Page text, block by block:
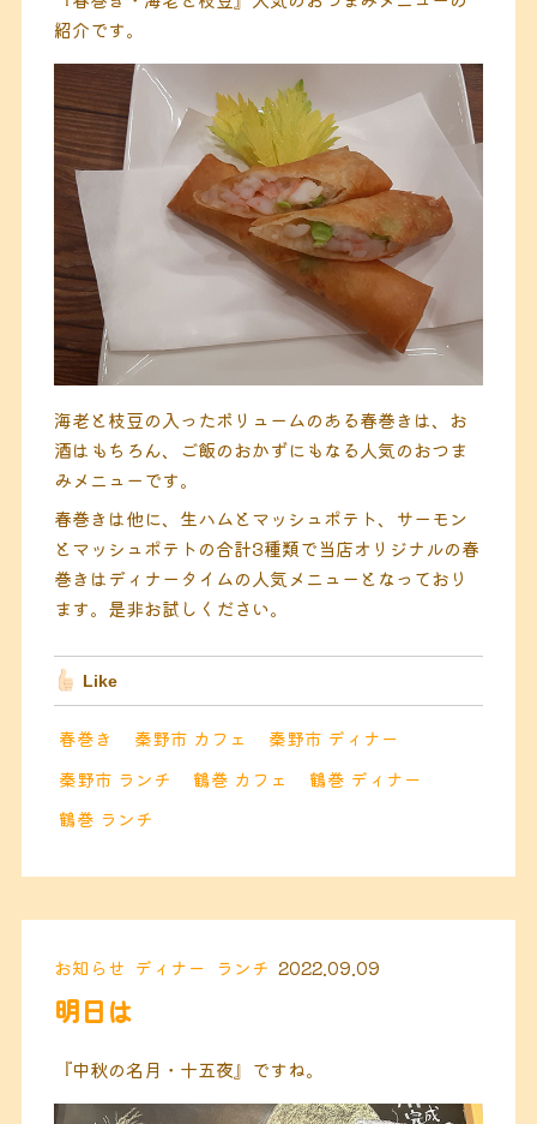
紹介です。
海老と枝豆の入ったボリュームのある春巻きは、お
酒はもちろん、ご飯のおかずにもなる人気のおつま
みメニューです。
春巻きは他に、生ハムとマッシュポテト、サーモン
とマッシュポテトの合計3種類で当店オリジナルの春
巻きはディナータイムの人気メニューとなっており
ます。是非お試しください。
Like
春巻き 秦野市 カフェ
秦野市 ディナー
秦野市 ランチ
鶴巻 カフェ
鶴巻 ディナー
鶴巻 ランチ
お知らせ ディナー ランチ 2022.09.09
明日は
『中秋の名月・十五夜』ですね。